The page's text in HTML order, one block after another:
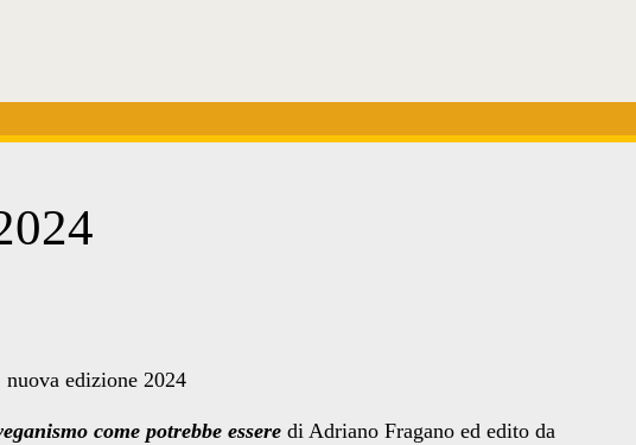
come potrebbe essere di Adriano Fragano ed edito da